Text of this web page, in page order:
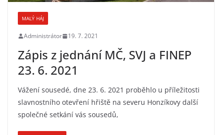
MALÝ HÁJ
Administrátor 19. 7. 2021
Zápis z jednání MČ, SVJ a FINEP
23. 6. 2021
Vážení sousedé, dne 23. 6. 2021 proběhlo u příležitosti
slavnostního otevření hřiště na severu Honzíkovy další
společné setkání vás sousedů,